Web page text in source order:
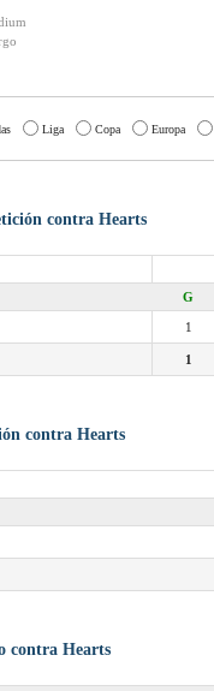
Liga Copa Europa
contra Hearts
G
1
1
contra Hearts
contra Hearts